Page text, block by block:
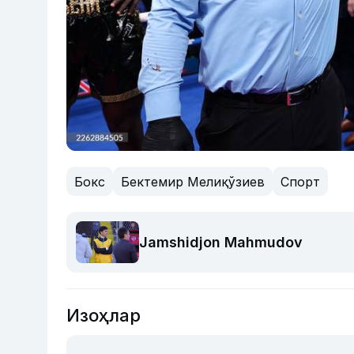
Бокс Бектемир Мелиқўзиев Спорт
Jamshidjon Mahmudov
Изоҳлар